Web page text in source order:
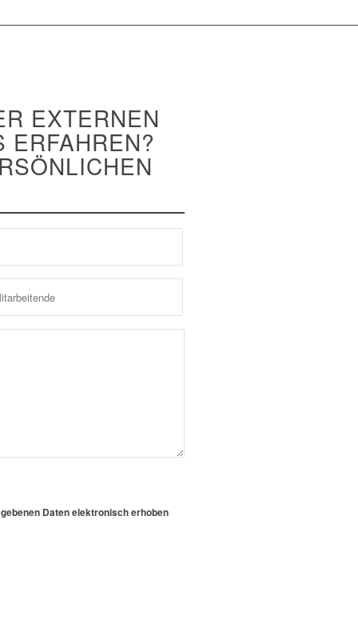
EXTERNEN
ERFAHREN?
Daten elektronisch erhoben